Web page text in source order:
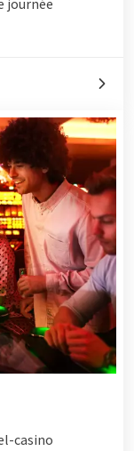
journée
casino